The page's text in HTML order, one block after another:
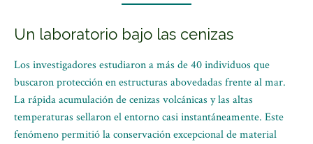
Un laboratorio bajo las cenizas
Los investigadores estudiaron a más de 40 individuos que
buscaron protección en estructuras abovedadas frente al mar.
La rápida acumulación de cenizas volcánicas y las altas
temperaturas sellaron el entorno casi instantáneamente. Este
fenómeno permitió la conservación excepcional de material